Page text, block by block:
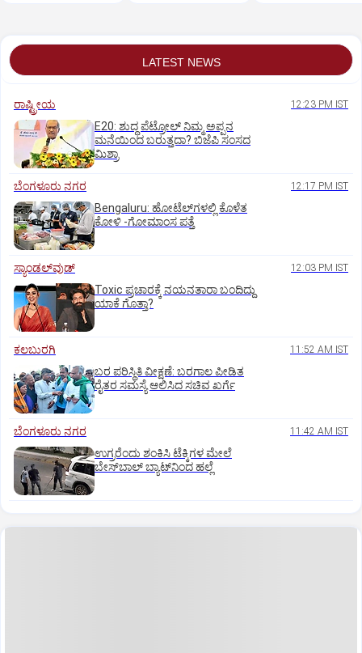
LATEST NEWS
ರಾಷ್ಟ್ರೀಯ 12:23 PM IST
E20: ಶುದ್ಧ ಪೆಟ್ರೋಲ್ ನಿಮ್ಮ ಅಪ್ಪನ
ಮನೆಯಿಂದ ಬರುತ್ತದಾ? ಬಿಜೆಪಿ ಸಂಸದ
ಮಿಶ್ರಾ
ಬೆಂಗಳೂರು ನಗರ 12:17 PM IST
Bengaluru: ಹೋಟೆಲ್‌ಗ‌ಳಲ್ಲಿ ಕೊಳೆತ
ಕೋಳಿ -ಗೋಮಾಂಸ ಪತ್ತೆ
ಸ್ಯಾಂಡಲ್‌ವುಡ್‌ 12:03 PM IST
Toxic ಪ್ರಚಾರಕ್ಕೆ ನಯನತಾರಾ ಬಂದಿದ್ದು
ಯಾಕೆ ಗೊತ್ತಾ?
ಕಲಬುರಗಿ 11:52 AM IST
ಬರ ಪರಿಸ್ಥಿತಿ ವೀಕ್ಷಣೆ: ಬರಗಾಲ ಪೀಡಿತ
ರೈತರ ಸಮಸ್ಯೆ ಆಲಿಸಿದ ಸಚಿವ ಖರ್ಗೆ
ಬೆಂಗಳೂರು ನಗರ 11:42 AM IST
ಉಗ್ರರೆಂದು ಶಂಕಿಸಿ ಟೆಕ್ಕಿಗಳ ಮೇಲೆ
ಬೇಸ್‌ಬಾಲ್‌ ಬ್ಯಾಟ್‌ನಿಂದ ಹಲ್ಲೆ